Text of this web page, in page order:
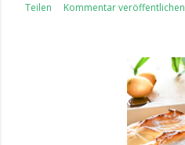
Teilen Kommentar veröffentlichen